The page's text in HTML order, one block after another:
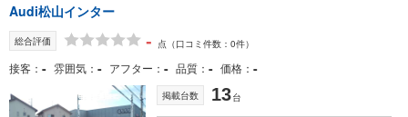
Audi松山インター
総合評価 - 点 （口コミ件数：0件）
接客 - 雰囲気 - アフター - 品質 - 価格 -
掲載台数 13台